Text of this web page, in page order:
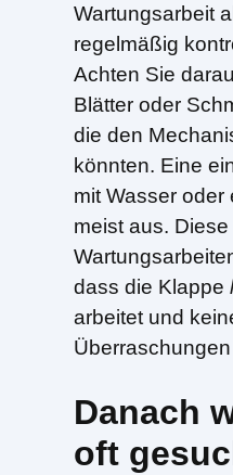
Wartungsarbeit
regelmäßig
Achten Sie
Blätter oder
die den
könnten. Eine
mit Wasser oder
meist aus.
dass die Klappe
arbeitet und
Danach
oft